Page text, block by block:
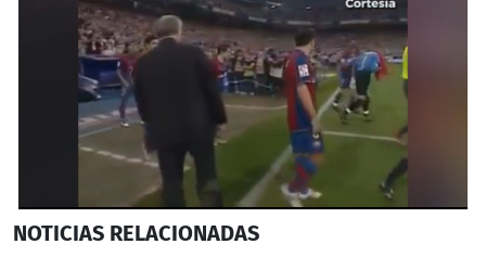
seconds
NOTICIAS RELACIONADAS